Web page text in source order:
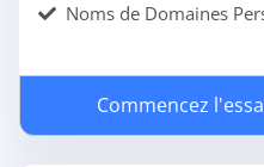
Noms de Domaines
Commencez